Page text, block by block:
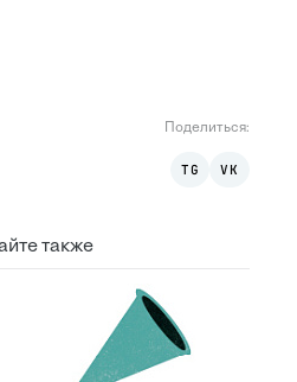
Поделиться:
TG VK
также